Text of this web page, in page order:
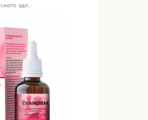
здо...